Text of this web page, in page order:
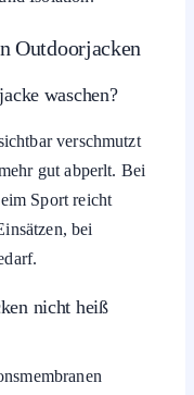
Outdoorjacken
waschen?
verschmutzt
gut abperlt. Bei
Sport reicht
bei
nicht heiß